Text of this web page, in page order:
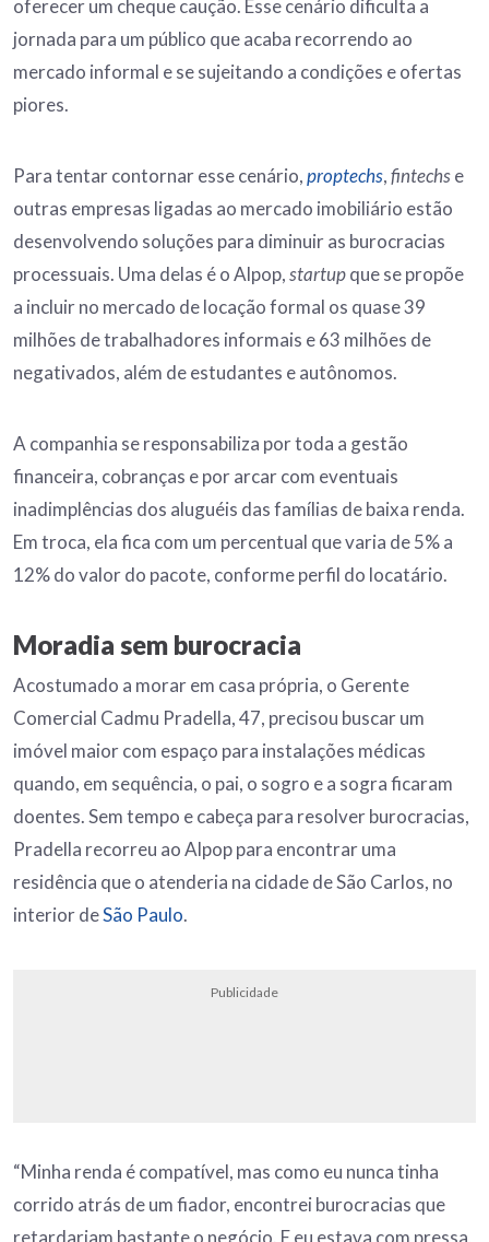
oferecer um cheque caução. Esse cenário dificulta a
jornada para um público que acaba recorrendo ao
mercado informal e se sujeitando a condições e ofertas
piores.
Para tentar contornar esse cenário,proptechs,fintechse
outras empresas ligadas ao mercado imobiliário estão
desenvolvendo soluções para diminuir as burocracias
processuais. Uma delas é o Alpop,startupque se propõe
a incluir no mercado de locação formal os quase 39
milhões de trabalhadores informais e 63 milhões de
negativados, além de estudantes e autônomos.
A companhia se responsabiliza por toda a gestão
financeira, cobranças e por arcar com eventuais
inadimplências dos aluguéis das famílias de baixa renda.
Em troca, ela fica com um percentual que varia de 5% a
12% do valor do pacote, conforme perfil do locatário.
Moradia sem burocracia
Acostumado a morar em casa própria, o Gerente
Comercial Cadmu Pradella, 47, precisou buscar um
imóvel maior com espaço para instalações médicas
quando, em sequência, o pai, o sogro e a sogra ficaram
doentes. Sem tempo e cabeça para resolver burocracias,
Pradella recorreu ao Alpop para encontrar uma
residência que o atenderia na cidade de São Carlos, no
interior deSão Paulo.
Publicidade
“Minha renda é compatível, mas como eu nunca tinha
corrido atrás de um fiador, encontrei burocracias que
retardariam bastante o negócio. E eu estava com pressa,